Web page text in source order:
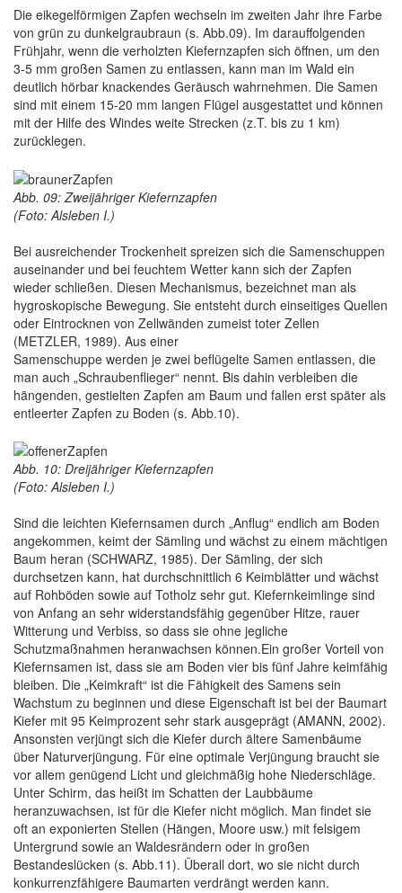
Die eikegelförmigen Zapfen wechseln im zweiten Jahr ihre Farbe
von grün zu dunkelgraubraun (s. Abb.09). Im darauffolgenden
Frühjahr, wenn die verholzten Kiefernzapfen sich öffnen, um den
3-5 mm großen Samen zu entlassen, kann man im Wald ein
deutlich hörbar knackendes Geräusch wahrnehmen. Die Samen
sind mit einem 15-20 mm langen Flügel ausgestattet und können
mit der Hilfe des Windes weite Strecken (z.T. bis zu 1 km)
zurücklegen.
Abb. 09: Zweijähriger Kiefernzapfen
(Foto: Alsleben I.)
Bei ausreichender Trockenheit spreizen sich die Samenschuppen
auseinander und bei feuchtem Wetter kann sich der Zapfen
wieder schließen. Diesen Mechanismus, bezeichnet man als
hygroskopische Bewegung. Sie entsteht durch einseitiges Quellen
oder Eintrocknen von Zellwänden zumeist toter Zellen
(METZLER, 1989). Aus einer
Samenschuppe werden je zwei beflügelte Samen entlassen, die
man auch „Schraubenflieger“ nennt. Bis dahin verbleiben die
hängenden, gestielten Zapfen am Baum und fallen erst später als
entleerter Zapfen zu Boden (s. Abb.10).
Abb. 10: Dreijähriger Kiefernzapfen
(Foto: Alsleben I.)
Sind die leichten Kiefernsamen durch „Anflug“ endlich am Boden
angekommen, keimt der Sämling und wächst zu einem mächtigen
Baum heran (SCHWARZ, 1985). Der Sämling, der sich
durchsetzen kann, hat durchschnittlich 6 Keimblätter und wächst
auf Rohböden sowie auf Totholz sehr gut. Kiefernkeimlinge sind
von Anfang an sehr widerstandsfähig gegenüber Hitze, rauer
Witterung und Verbiss, so dass sie ohne jegliche
Schutzmaßnahmen heranwachsen können.Ein großer Vorteil von
Kiefernsamen ist, dass sie am Boden vier bis fünf Jahre keimfähig
bleiben. Die „Keimkraft“ ist die Fähigkeit des Samens sein
Wachstum zu beginnen und diese Eigenschaft ist bei der Baumart
Kiefer mit 95 Keimprozent sehr stark ausgeprägt (AMANN, 2002).
Ansonsten verjüngt sich die Kiefer durch ältere Samenbäume
über Naturverjüngung. Für eine optimale Verjüngung braucht sie
vor allem genügend Licht und gleichmäßig hohe Niederschläge.
Unter Schirm, das heißt im Schatten der Laubbäume
heranzuwachsen, ist für die Kiefer nicht möglich. Man findet sie
oft an exponierten Stellen (Hängen, Moore usw.) mit felsigem
Untergrund sowie an Waldesrändern oder in großen
Bestandeslücken (s. Abb.11). Überall dort, wo sie nicht durch
konkurrenzfähigere Baumarten verdrängt werden kann.